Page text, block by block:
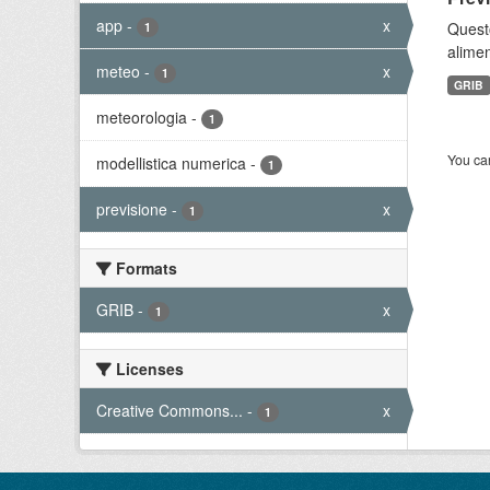
app - 1 x
meteo - 1 x
meteorologia - 1
modellistica numerica - 1
previsione - 1 x
Formats
GRIB - 1 x
Licenses
Creative Commons... - 1 x
GRIB
You